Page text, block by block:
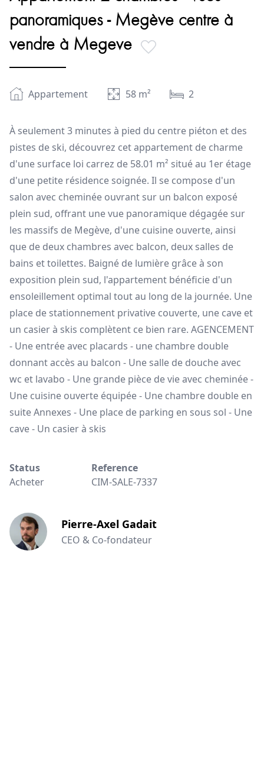
panoramiques - Megève centre à
vendre à Megeve
Appartement 58 m² 2
À seulement 3 minutes à pied du centre piéton et des
pistes de ski, découvrez cet appartement de charme
d'une surface loi carrez de 58.01 m² situé au 1er étage
d'une petite résidence soignée. Il se compose d'un
salon avec cheminée ouvrant sur un balcon exposé
plein sud, offrant une vue panoramique dégagée sur
les massifs de Megève, d'une cuisine ouverte, ainsi
que de deux chambres avec balcon, deux salles de
bains et toilettes. Baigné de lumière grâce à son
exposition plein sud, l'appartement bénéficie d'un
ensoleillement optimal tout au long de la journée. Une
place de stationnement privative couverte, une cave et
un casier à skis complètent ce bien rare. AGENCEMENT
- Une entrée avec placards - une chambre double
donnant accès au balcon - Une salle de douche avec
wc et lavabo - Une grande pièce de vie avec cheminée -
Une cuisine ouverte équipée - Une chambre double en
suite Annexes - Une place de parking en sous sol - Une
cave - Un casier à skis
Status
Acheter
Reference
CIM-SALE-7337
Pierre-Axel Gadait
CEO & Co-fondateur